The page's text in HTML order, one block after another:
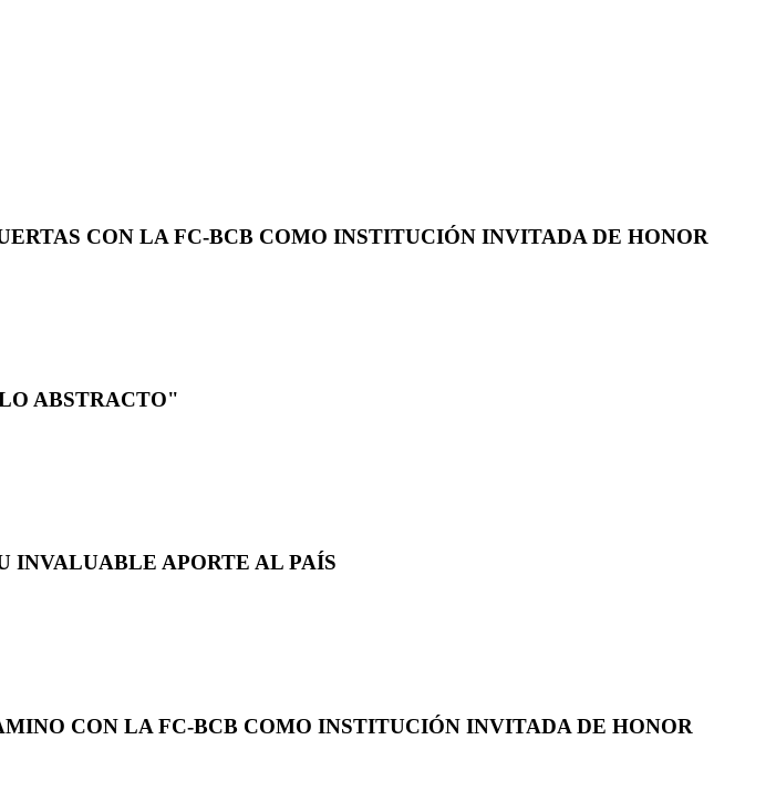
CON LA FC-BCB COMO INSTITUCIÓN INVITADA DE HONOR
ABSTRACTO"
INVALUABLE APORTE AL PAÍS
CON LA FC-BCB COMO INSTITUCIÓN INVITADA DE HONOR